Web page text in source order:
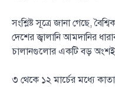
সংশ্লিষ্ট সূত্রে জানা গেছে,
দেশের জ্বালানি আমদানির
চালানগুলোর একটি বড়
৩ থেকে ১২ মার্চের মধ্যে